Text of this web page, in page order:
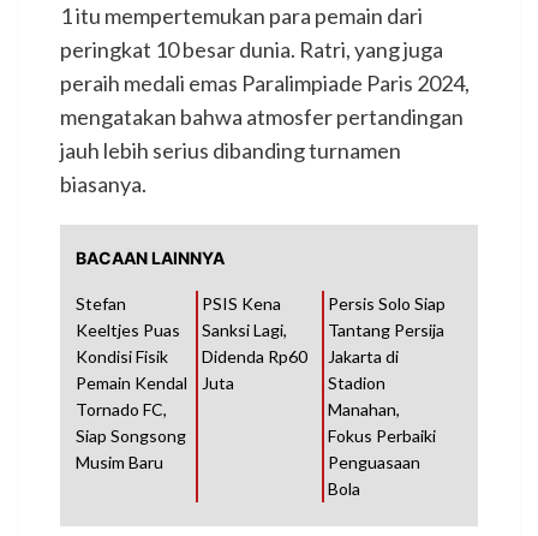
1 itu mempertemukan para pemain dari
peringkat 10 besar dunia. Ratri, yang juga
peraih medali emas Paralimpiade Paris 2024,
mengatakan bahwa atmosfer pertandingan
jauh lebih serius dibanding turnamen
biasanya.
BACAAN LAINNYA
Stefan
Keeltjes Puas
Kondisi Fisik
Pemain Kendal
Tornado FC,
Siap Songsong
Musim Baru
PSIS Kena
Sanksi Lagi,
Didenda Rp60
Juta
Persis Solo Siap
Tantang Persija
Jakarta di
Stadion
Manahan,
Fokus Perbaiki
Penguasaan
Bola